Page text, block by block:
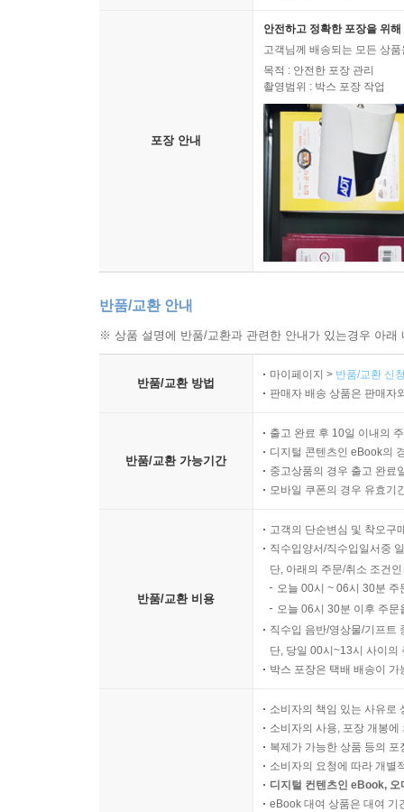
포장 안내
안전하고 정확한 포장을 위
고객님께 배송되는 모든 상
목적 : 안전한 포장 관리
촬영범위 : 박스 포장 작업
반품/교환 안내
※ 상품 설명에 반품/교환과 관련한 안내가 있는경우 아
반품/교환 방법
마이페이지 > 반품/교환 신
판매자 배송 상품은 판매자
반품/교환 가능기간
출고 완료 후 10일 이내의
디지털 콘텐츠인 eBook의
중고상품의 경우 출고 완료
모바일 쿠폰의 경우 유효기
반품/교환 비용
고객의 단순변심 및 착오구
직수입양서/직수입일서중
단, 아래의 주문/취소 조건
오늘 00시 ~ 06시 30분
오늘 06시 30분 이후 주
직수입 음반/영상물/기프트
단, 당일 00시~13시 사이의
박스 포장은 택배 배송이
소비자의 책임 있는 사유로
소비자의 사용, 포장 개봉
복제가 가능한 상품 등의
소비자의 요청에 따라 개별
디지털 컨텐츠인 eBook,
eBook 대여 상품은 대여 기